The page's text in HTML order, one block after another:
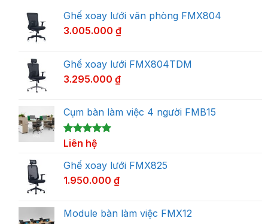
Ghế xoay lưới văn phòng FMX804
3.005.000 ₫
Ghế xoay lưới FMX804TDM
3.295.000 ₫
Cụm bàn làm việc 4 người FMB15
5.00trên 5
dựa trên
1
đánh giá
Liên hệ
Ghế xoay lưới FMX825
1.950.000 ₫
Module bàn làm việc FMX12